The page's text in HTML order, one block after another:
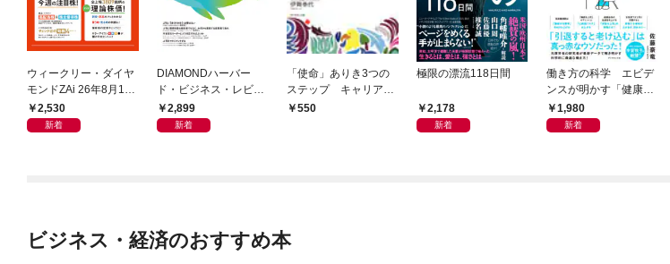
ウィークリー・ダイヤ
モンドZAi 26年8月10
日・17日合併号
2,530
新着
DIAMONDハーバー
ド・ビジネス・レビュ
ー 2026年9月号 特集
「上司をマネジメント
2,899
新着
「使命」ありき3つの
ステップ キャリアの
成功とは何か
550
極限の漂流118日間
2,178
新着
働き方の科学 エビデ
ンスが明かす「健康」
も「生産性」も手に入
れる方法
1,980
新着
ビジネス・経済のおすすめ本